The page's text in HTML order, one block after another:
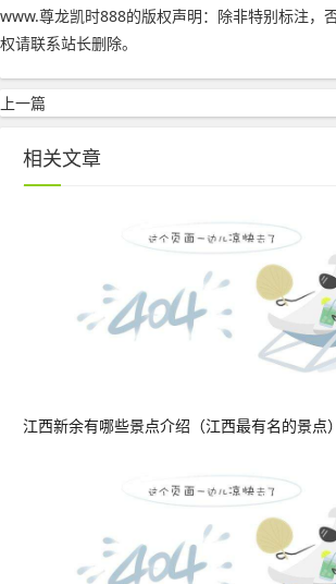
www.尊龙凯时888的版权声明： 除非特别标注，
权请联系站长删除。
上一篇
相关文章
江西新余有哪些景点介绍（江西最有名的景点）